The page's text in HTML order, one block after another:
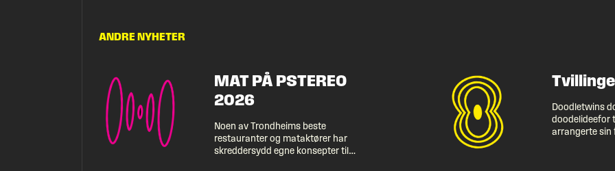
ANDRE NYHETER
MAT PÅ PSTEREO
2026
Noen av Trondheims beste
restauranter og mataktører har
skreddersydd egne konsepter til
Doodletwins
doodelideefor
arrangerte sin